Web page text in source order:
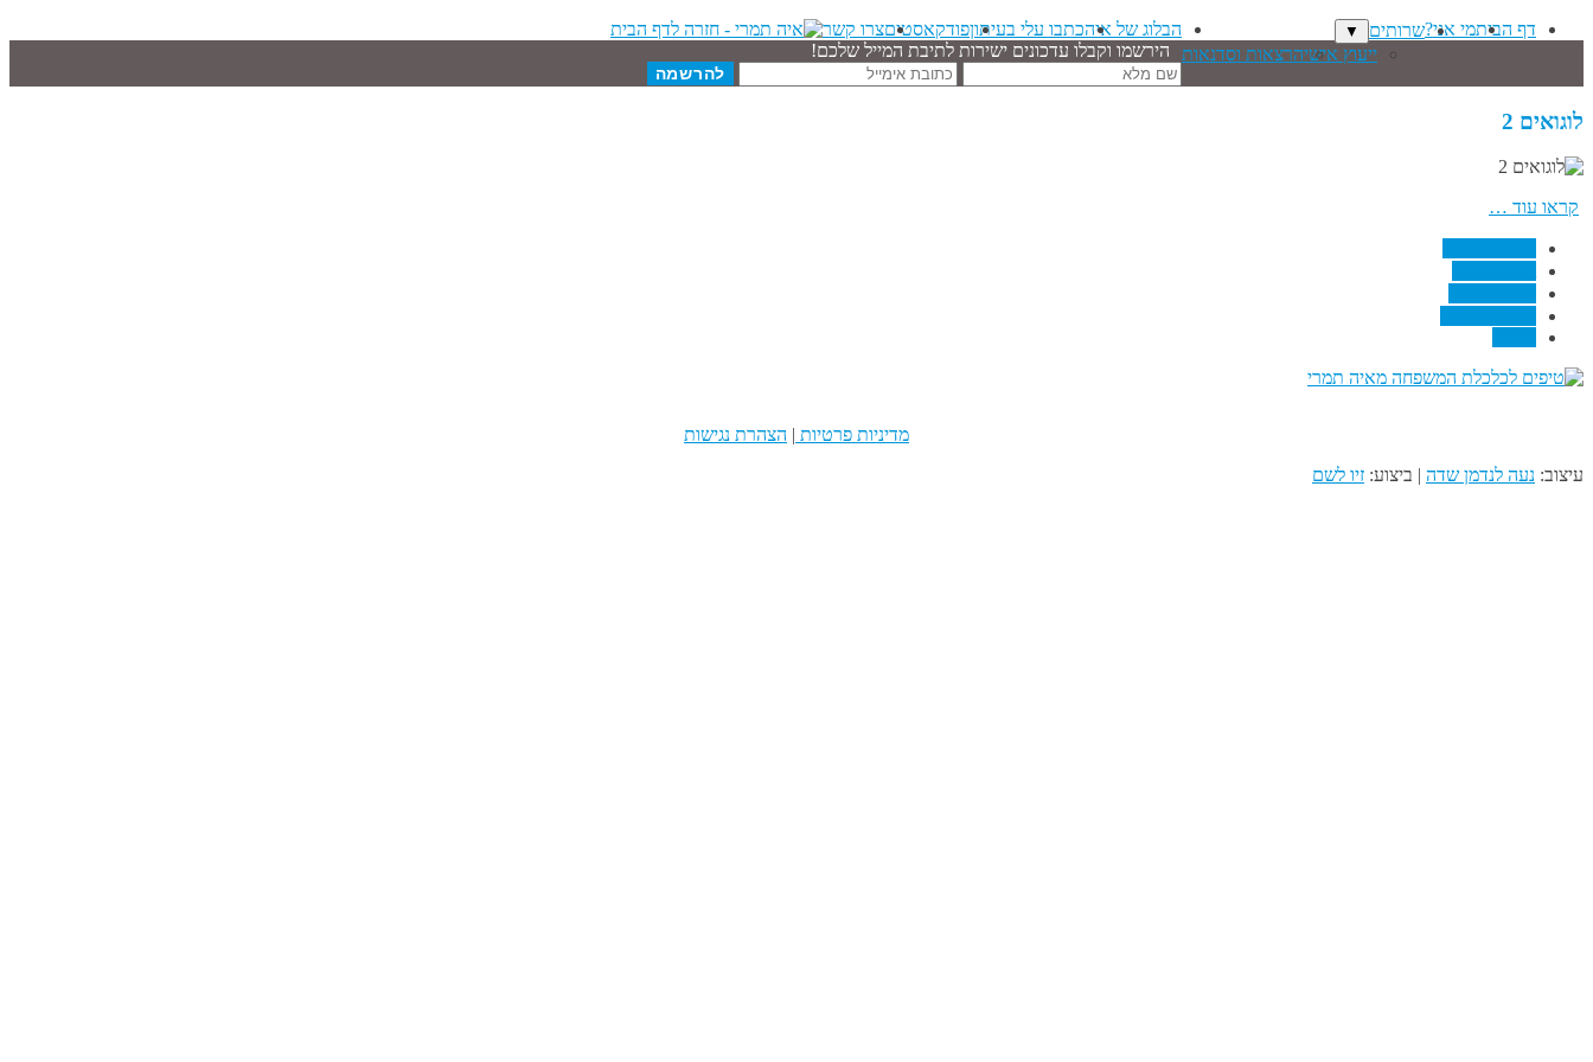
דף הביתמי אני?שרותים ▼
ייעוץ אישיהרצאות וסדנאות
הבלוג של איהכתבו עלי בעיתוןפודקאסטיםצרו קשר
הירשמו וקבלו עדכונים ישירות לתיבת המייל שלכם!
שם
מלא
כתובת
אימייל
לוגואים 2
קראו עוד …
מדיניות פרטיות | הצהרת נגישות
עיצוב: נעה לנדמן שדה | ביצוע: זיו לשם